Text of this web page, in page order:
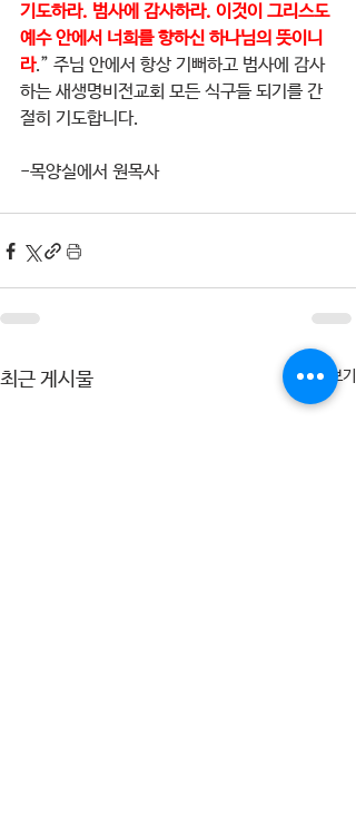
기도하라. 범사에 감사하라. 이것이 그리스도
예수 안에서 너희를 향하신 하나님의 뜻이니
라.” 주님 안에서 항상 기뻐하고 범사에 감사
하는 새생명비전교회 모든 식구들 되기를 간
절히 기도합니다.
-목양실에서 원목사
최근 게시물 전체 보기